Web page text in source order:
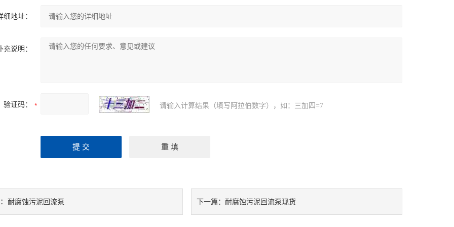
细地址：
充说明：
验证码： 请输入计算结果（填写阿拉伯数字），如：三加四=7
耐腐蚀污泥回流泵 下一篇： 耐腐蚀污泥回流泵现货